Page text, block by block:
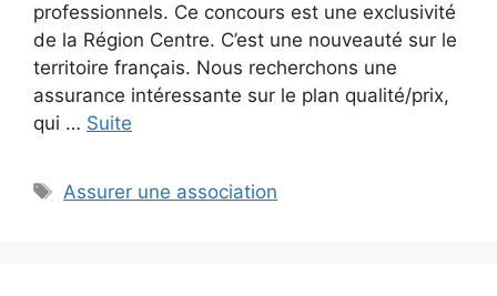
professionnels. Ce concours est une exclusivité
de la Région Centre. C’est une nouveauté sur le
territoire français. Nous recherchons une
assurance intéressante sur le plan qualité/prix,
qui … Suite
Étiquettes
Assurer une association